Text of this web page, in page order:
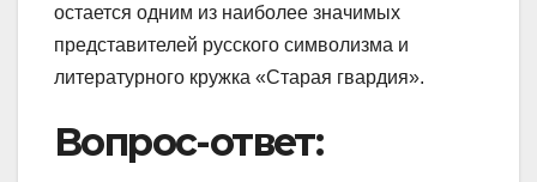
остается одним из наиболее значимых
представителей русского символизма и
литературного кружка «Старая гвардия».
Вопрос-ответ: